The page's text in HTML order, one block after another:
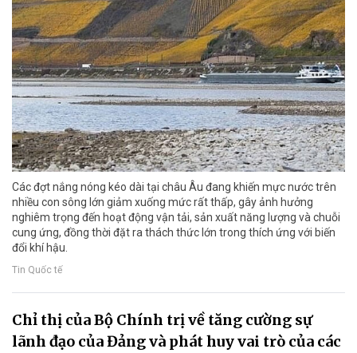
Các đợt nắng nóng kéo dài tại châu Âu đang khiến mực nước trên
nhiều con sông lớn giảm xuống mức rất thấp, gây ảnh hưởng
nghiêm trọng đến hoạt động vận tải, sản xuất năng lượng và chuỗi
cung ứng, đồng thời đặt ra thách thức lớn trong thích ứng với biến
đổi khí hậu.
Tin Quốc tế
Chỉ thị của Bộ Chính trị về tăng cường sự
lãnh đạo của Đảng và phát huy vai trò của các